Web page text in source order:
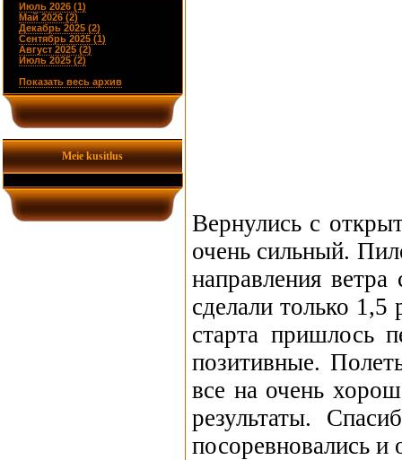
Июль 2026 (1)
Май 2026 (2)
Декабрь 2025 (2)
Сентябрь 2025 (1)
Август 2025 (2)
Июль 2025 (2)
Показать весь архив
Meie kusitlus
Вернулись с
очень сильный.
направления
сделали только
старта пришлось
позитивные.
все на очень
результаты.
посоревновались